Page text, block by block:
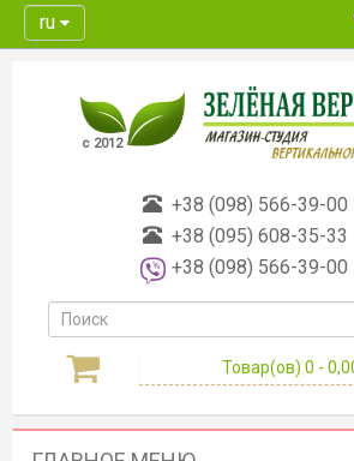
ru
с 2012
+38 (098) 566-39-00
+38 (095) 608-35-33
+38 (098) 566-39-00
Товар(ов) 0 -